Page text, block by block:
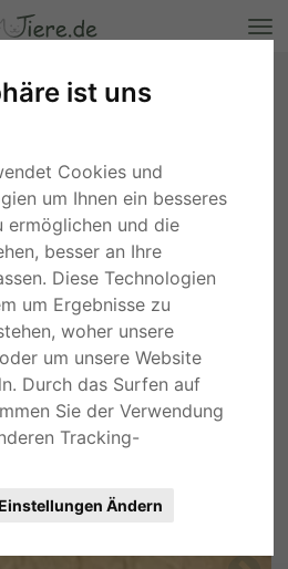
ist uns
Cookies und
um Ihnen ein besseres
ermöglichen und die
besser an Ihre
Diese Technologien
um Ergebnisse zu
woher unsere
um unsere Website
Durch das Surfen auf
Sie der Verwendung
Tracking-
Ändern
Welpen - Rüde Bilder